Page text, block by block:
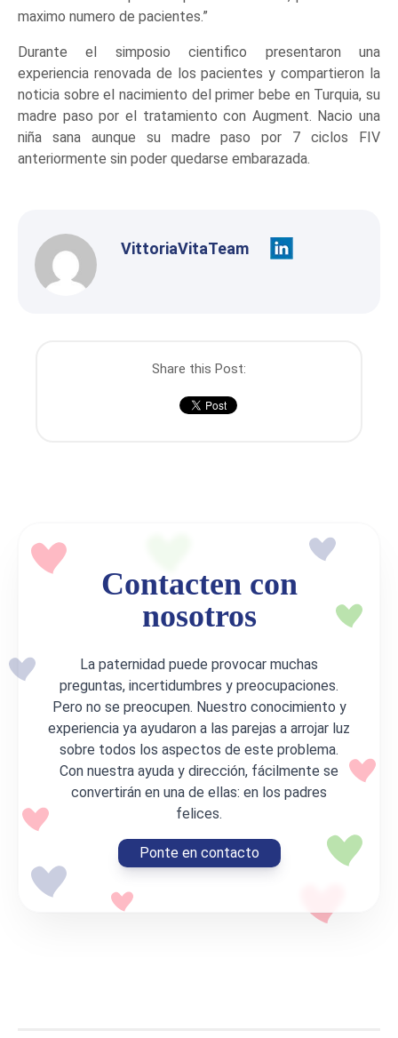
maximo numero de pacientes.”
Durante el simposio cientifico presentaron una
experiencia renovada de los pacientes y compartieron la
noticia sobre el nacimiento del primer bebe en Turquia, su
madre paso por el tratamiento con Augment. Nacio una
niña sana aunque su madre paso por 7 ciclos FIV
anteriormente sin poder quedarse embarazada.
VittoriaVitaTeam
Share this Post:
Contacten con
nosotros
La paternidad puede provocar muchas
preguntas, incertidumbres y preocupaciones.
Pero no se preocupen. Nuestro conocimiento y
experiencia ya ayudaron a las parejas a arrojar luz
sobre todos los aspectos de este problema.
Con nuestra ayuda y dirección, fácilmente se
convertirán en una de ellas: en los padres
felices.
Ponte en contacto